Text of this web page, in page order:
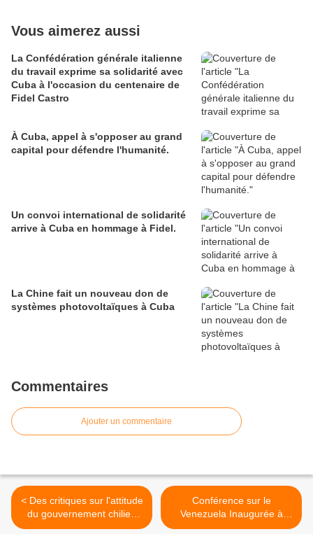
Vous aimerez aussi
La Confédération générale italienne
du travail exprime sa solidarité avec
Cuba à l'occasion du centenaire de
Fidel Castro
À Cuba, appel à s'opposer au grand
capital pour défendre l'humanité.
Un convoi international de solidarité
arrive à Cuba en hommage à Fidel.
La Chine fait un nouveau don de
systèmes photovoltaïques à Cuba
Commentaires
Ajouter un commentaire
< Des critiques sur l'attitude
du gouvernement chilien
par rapport au Venezuela
Conférence sur le
Venezuela Inaugurée à
Montevideo >